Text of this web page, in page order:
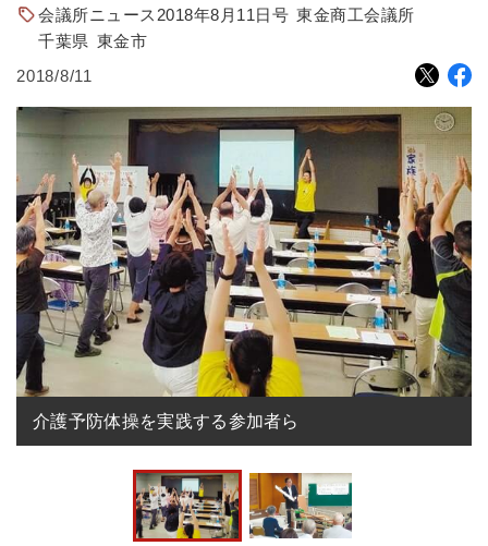
会議所ニュース2018年8月11日号 東金商工会議所
千葉県 東金市
2018/8/11
介護予防体操を実践する参加者ら